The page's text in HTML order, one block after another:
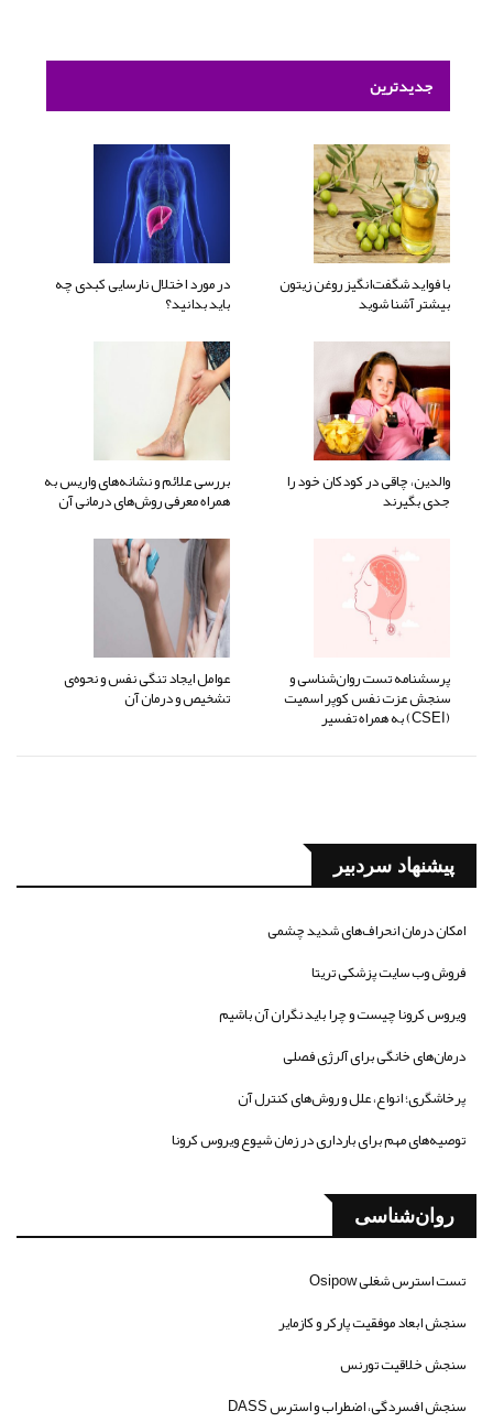
جدیدترین
با فواید شگفت‌انگیز روغن زیتون
بیشتر آشنا شوید
در مورد اختلال نارسایی کبدی چه
باید بدانید؟
والدین، چاقی در کودکان خود را
جدی بگیرند
بررسی علائم و نشانه‌های واریس به
همراه معرفی روش‌های درمانی آن
پرسشنامه تست روان‌شناسی و
سنجش عزت نفس کوپر اسمیت
(CSEI) به همراه تفسیر
عوامل ایجاد تنگی نفس و نحوه‌ی
تشخیص و درمان آن
پیشنهاد سردبیر
امکان درمان انحراف‌های شدید چشمی
فروش وب سایت پزشکی تریتا
ویروس کرونا چیست و چرا باید نگران آن باشیم
درمان‌های خانگی برای آلرژی فصلی
پرخاشگری؛ انواع، علل و روش‌های کنترل آن
توصیه‌های مهم برای بارداری در زمان شیوع ویروس کرونا
روان‌شناسی
تست استرس شغلی Osipow
سنجش ابعاد موفقیت پارکر و کازمایر
سنجش خلاقیت تورنس
سنجش افسردگی، اضطراب و استرس DASS